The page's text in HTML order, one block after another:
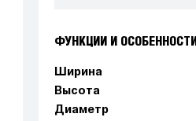
ФУНКЦИИ И ОСОБЕННОСТИ
Ширина
Высота
Диаметр